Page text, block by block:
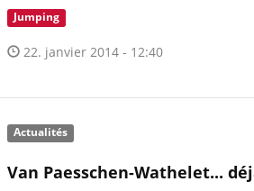
Jumping
22. janvier 2014 - 12:40
Actualités
Van Paesschen-Wathelet...